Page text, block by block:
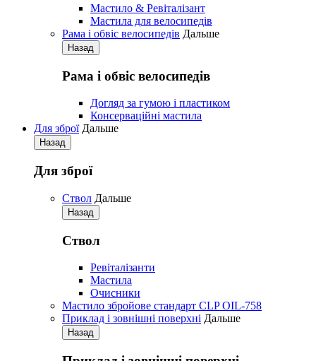
Мастило & Ревіталізант
Мастила для велосипедів
Рама і обвіс велосипедів Дальше
Назад
Рама і обвіс велосипедів
Догляд за гумою і пластиком
Консерваційні мастила
Для зброї Дальше
Назад
Для зброї
Ствол Дальше
Назад
Ствол
Ревіталізанти
Мастила
Очисники
Мастило збройове стандарт CLP OIL-758
Приклад і зовнішні поверхні Дальше
Назад